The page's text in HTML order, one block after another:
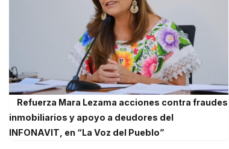
Refuerza Mara Lezama acciones contra fraudes
inmobiliarios y apoyo a deudores del
INFONAVIT, en “La Voz del Pueblo”